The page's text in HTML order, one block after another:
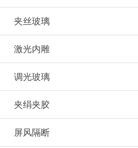
夹丝玻璃
激光内雕
调光玻璃
夹绢夹胶
屏风隔断